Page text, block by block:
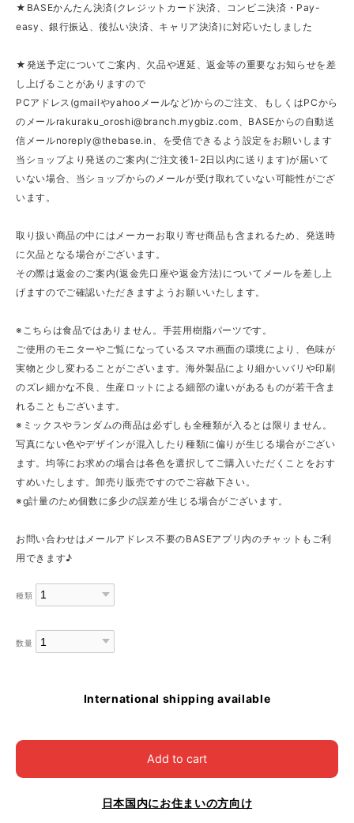
★BASEかんたん決済(クレジットカード決済、コンビニ決済・Pay-
easy、銀行振込、後払い決済、キャリア決済)に対応いたしました
★発送予定についてご案内、欠品や遅延、返金等の重要なお知らせを差
し上げることがありますので
PCアドレス(gmailやyahooメールなど)からのご注文、もしくはPCから
のメールrakuraku_oroshi@branch.mygbiz.com 、BASEからの自動送
信メールnoreply@thebase.in
、を受信できるよう設定をお願いします
当ショップより発送のご案内(ご注文後1-2日以内に送ります)が届いて
いない場合、当ショップからのメールが受け取れていない可能性がござ
います。
取り扱い商品の中にはメーカーお取り寄せ商品も含まれるため、発送時
に欠品となる場合がございます。
その際は返金のご案内(返金先口座や返金方法)についてメールを差し上
げますのでご確認いただきますようお願いいたします。
※こちらは食品ではありません。手芸用樹脂パーツです。
ご使用のモニターやご覧になっているスマホ画面の環境により、色味が
実物と少し変わることがございます。海外製品により細かいバリや印刷
のズレ細かな不良、生産ロットによる細部の違いがあるものが若干含ま
れることもございます。
※ミックスやランダムの商品は必ずしも全種類が入るとは限りません。
写真にない色やデザインが混入したり種類に偏りが生じる場合がござい
ます。均等にお求めの場合は各色を選択してご購入いただくことをおす
すめいたします。卸売り販売ですのでご容赦下さい。
※g計量のため個数に多少の誤差が生じる場合がございます。
お問い合わせはメールアドレス不要のBASEアプリ内のチャットもご利
用できます♪
種類
数量
International shipping available
Add to cart
日本国内にお住まいの方向け